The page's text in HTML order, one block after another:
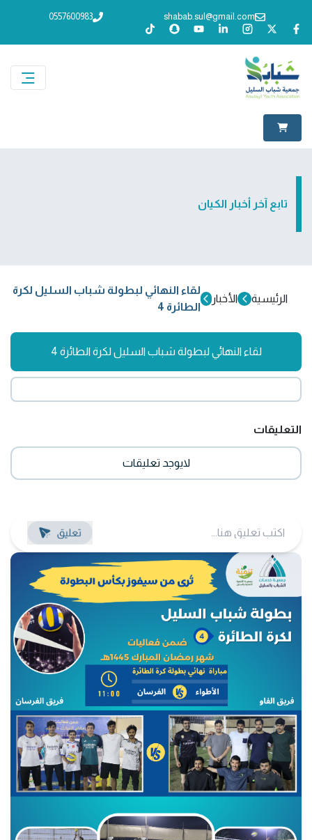
shabab.sul@gmail.com
0557600983
تابع آخر أخبار الكيان
الرئيسية الأخبار
لقاء النهائي لبطولة شباب السليل لكرة
الطائرة 4
لقاء النهائي لبطولة شباب السليل لكرة الطائرة 4
التعليقات
لايوجد تعليقات